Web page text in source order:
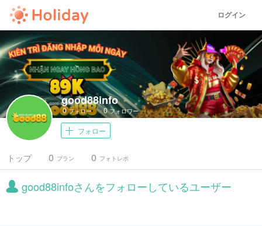
ログイン
good88info
0フォロー 0フォロワー
フォロー
トップ プラン
0 フォトレポ
0
good88infoさんをフォローしているユーザー